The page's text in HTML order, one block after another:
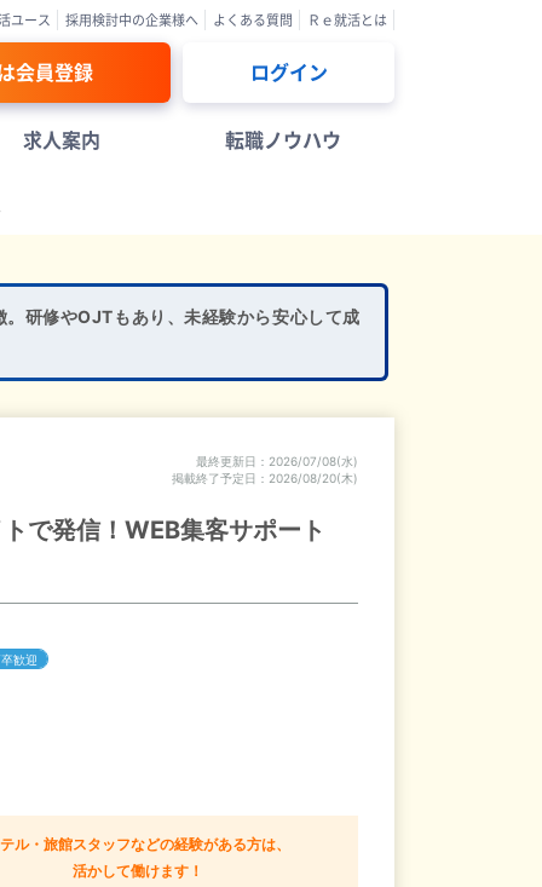
ユース 採用検討中の企業様へ よくある質問 Ｒｅ就活とは
会員登録 ログイン
求人案内 転職ノウハウ
研修やOJTもあり、未経験から安心して成
最終更新日
2026/07/08(水)
掲載終了予定日
2026/08/20(木)
で発信！WEB集客サポート
歓迎
ル・旅館スタッフなどの経験がある方は、
活かして働けます！